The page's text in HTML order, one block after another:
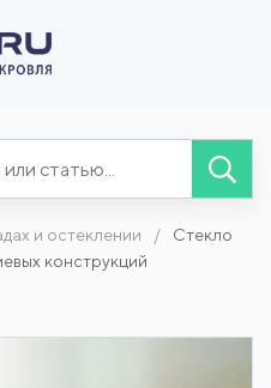
и остеклении
Стекло
конструкций